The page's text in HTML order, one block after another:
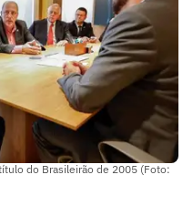
do Brasileirão de 2005 (Foto: